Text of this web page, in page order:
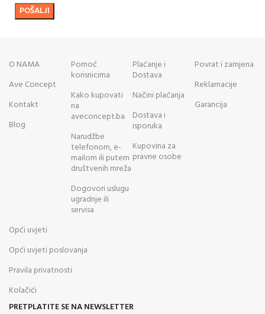
O NAMA
Ave Concept
Kontakt
Blog
Pomoć
korisnicima
Kako kupovati
na
aveconcept.ba
Narudžbe
telefonom, e-
mailom ili putem
društvenih mreža
Dogovori uslugu
ugradnje ili
servisa
Plaćanje i
Dostava
Načini plaćanja
Dostava i
isporuka
Kupovina za
pravne osobe
Povrat i zamjena
Reklamacije
Garancija
Opći uvjeti
Opći uvjeti poslovanja
Pravila privatnosti
Kolačići
PRETPLATITE SE NA NEWSLETTER